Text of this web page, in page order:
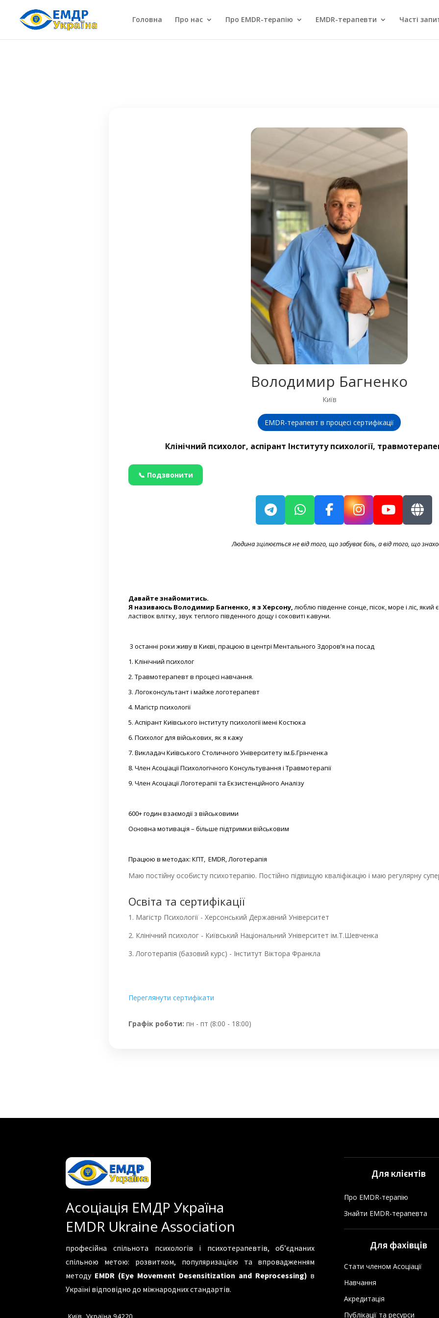
Головна Про нас Про EMDR-терапію EMDR-терапевти Часті
Володимир Багненко
Київ
EMDR-терапевт в процесі сертифікації
Клінічний психолог, аспірант Інституту психології,
📞 Подзвонити
Людина зцілюється не від того, що забуває біль, а від того, що
Давайте знайомитись.
Я називаюсь Володимир Багненко, я з Херсону,люблю південне сонце, пісок, море і ліс, який
ластівок влітку, звук теплого південного дощу і соковиті кавуни.
3 останні роки живу в Києві, працюю в центрі Ментального Здоров’я на посад
1. Клінічний психолог
2. Травмотерапевт в процесі навчання.
3. Логоконсультант і майже логотерапевт
4. Магістр психології
5. Аспірант Київського інституту психології імені Костюка
6. Психолог для військових, як я кажу
7. Викладач Київського Столичного Університету ім.Б.Грінченка
8. Член Асоціації Психологічного Консультування і Травмотерапії
9. Член Асоціації Логотерапії та Екзистенційного Аналізу
600+ годин взаємодії з військовими
Основна мотивація – більше підтримки військовим
Працюю в методах: КПТ, EMDR, Логотерапія
Маю постійну особисту психотерапію. Постійно підвищую кваліфікацію і маю регулярну
Освіта та сертифікації
1. Магістр Психології - Херсонський Державний Університет
2. Клінічний психолог - Київський Національний Університет ім.Т.Шевченка
3. Логотерапія (базовий курс) - Інститут Віктора Франкла
Переглянути сертифікати
Графік роботи: пн - пт (8:00 - 18:00)
Асоціація ЕМДР Україна
EMDR Ukraine Association
професійна спільнота психологів і психотерапевтів, об’єднаних
спільною метою: розвитком, популяризацією та впровадженням
методу EMDR (Eye Movement Desensitization and Reprocessing) в
Україні відповідно до міжнародних стандартів.
Для клієнтів
Про EMDR-терапію
Знайти EMDR-терапевта
Для фахівців
Стати членом Асоціації
Навчання
Акредитація
Публікації та ресурси